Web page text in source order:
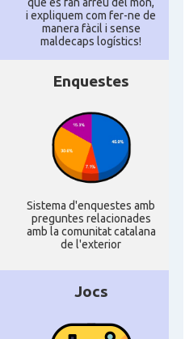
i expliquem com fer-ne de
manera fàcil i sense
maldecaps logí­stics!
Enquestes
Sistema d'enquestes amb
preguntes relacionades
amb la comunitat catalana
de l'exterior
Jocs